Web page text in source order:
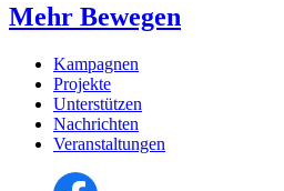
Mehr Bewegen
Kampagnen
Projekte
Unterstützen
Nachrichten
Veranstaltungen